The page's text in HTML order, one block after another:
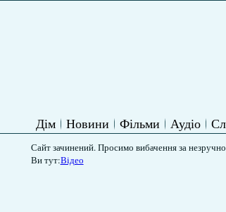
Дім Новини Фільми Аудіо
Сайт зачинений. Просимо вибачення за
Ви тут:Відео